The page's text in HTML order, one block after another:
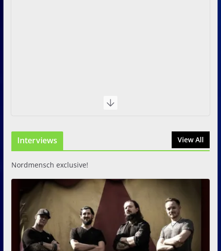
Interviews View All
Nordmensch exclusive!